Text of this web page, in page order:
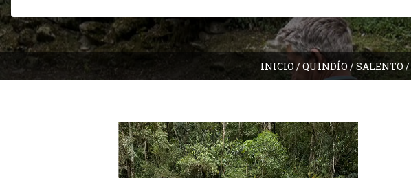
INICIO /QUINDÍO /SALENTO/